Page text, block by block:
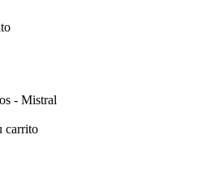
carrito